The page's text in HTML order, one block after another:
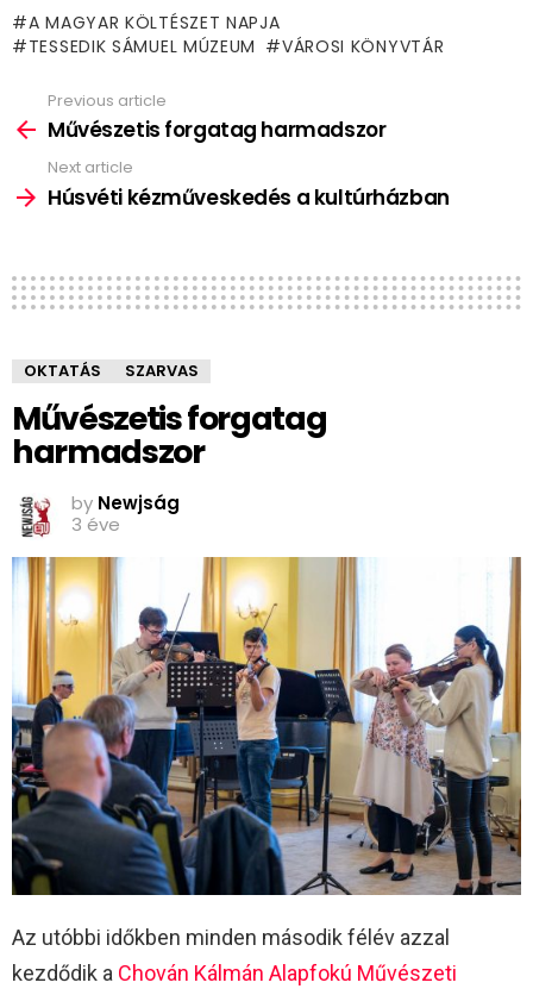
A MAGYAR KÖLTÉSZET NAPJA
TESSEDIK SÁMUEL MÚZEUM
VÁROSI KÖNYVTÁR
more
Previous article
Művészetis forgatag harmadszor
Next article
Húsvéti kézműveskedés a kultúrházban
OKTATÁS SZARVAS
Művészetis forgatag
harmadszor
by Newjság
3 éve
Az utóbbi időkben minden második félév azzal
kezdődik a Chován Kálmán Alapfokú Művészeti